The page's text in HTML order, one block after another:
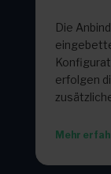
Die
erfolgen
Mehr